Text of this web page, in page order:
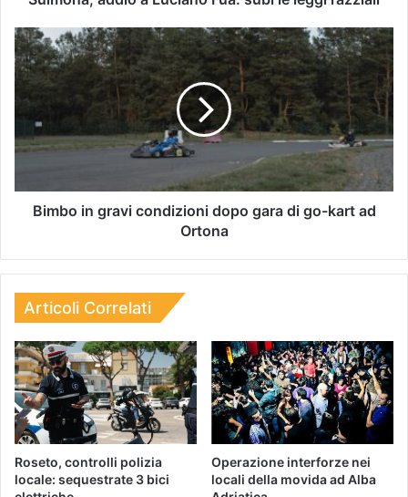
Bimbo in gravi condizioni dopo gara di go-kart ad
Ortona
Articoli Correlati
Roseto, controlli polizia
locale: sequestrate 3 bici
Operazione interforze nei
locali della movida ad Alba